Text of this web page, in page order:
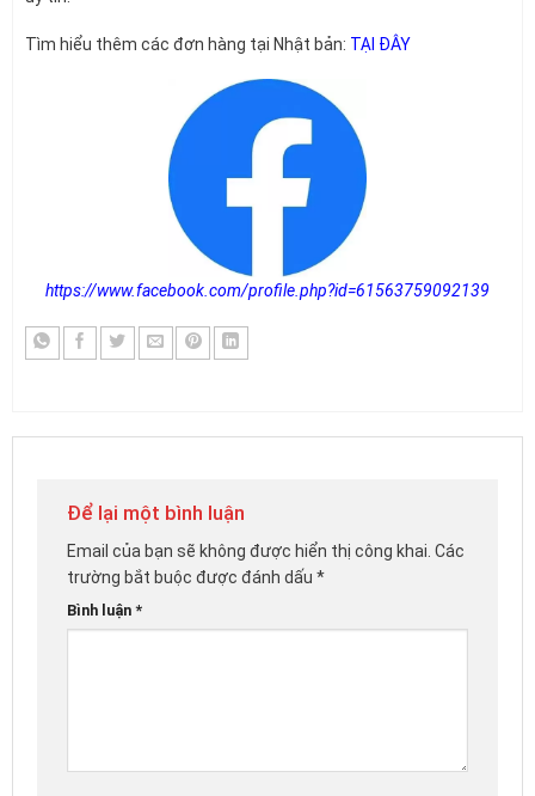
Tìm hiểu thêm các đơn hàng tại Nhật bản: TẠI ĐÂY
https://www.facebook.com/profile.php?id=61563759092139
Để lại một bình luận
Email của bạn sẽ không được hiển thị công khai. Các
trường bắt buộc được đánh dấu *
Bình luận *